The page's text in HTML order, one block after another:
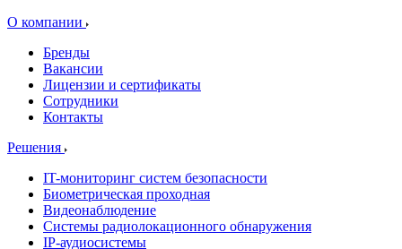
О компании
Бренды
Вакансии
Лицензии и сертификаты
Сотрудники
Контакты
Решения
IT-мониторинг систем безопасности
Биометрическая проходная
Видеонаблюдение
Системы радиолокационного обнаружения
IP-аудиосистемы